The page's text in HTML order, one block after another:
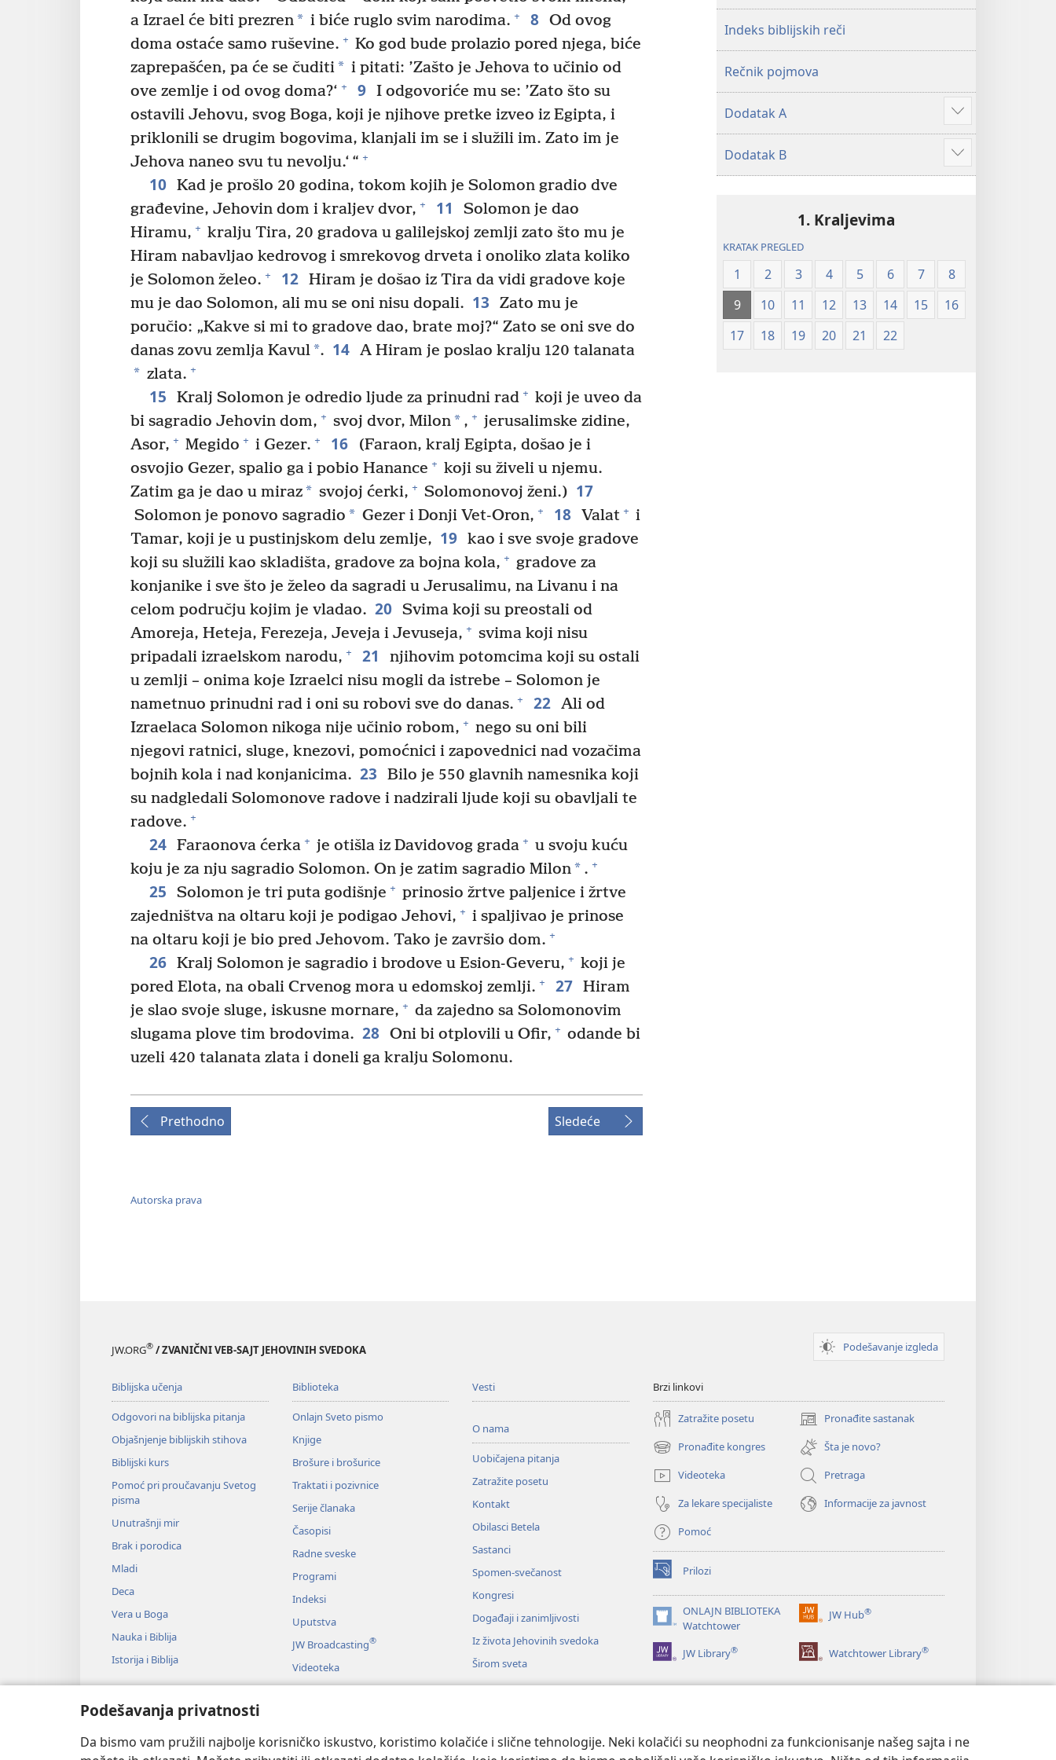
Podešavanja privatnosti
Da bismo vam pružili najbolje korisničko iskustvo, koristimo kolačiće i slične tehnologije. Neki kolačići su neophodni za funkcionisanje našeg sajta i ne
a Izrael će biti prezren* i biće ruglo svim narodima. + 8 Od ovog
doma ostaće samo ruševine. + Ko god bude prolazio pored njega, biće
zaprepašćen, pa će se čuditi* i pitati: ’Zašto je Jehova to učinio od
ove zemlje i od ovog doma?‘ + 9 I odgovoriće mu se: ’Zato što su
ostavili Jehovu, svog Boga, koji je njihove pretke izveo iz Egipta, i
priklonili se drugim bogovima, klanjali im se i služili im. Zato im je
Jehova naneo svu tu nevolju.‘ “ +
10 Kad je prošlo 20 godina, tokom kojih je Solomon gradio dve
građevine, Jehovin dom i kraljev dvor, + 11
Solomon je dao
Hiramu, + kralju Tira, 20 gradova u galilejskoj zemlji zato što mu je
Hiram nabavljao kedrovog i smrekovog drveta i onoliko zlata koliko
je Solomon želeo. + 12 Hiram je došao iz Tira da vidi gradove koje
mu je dao Solomon, ali mu se oni nisu dopali. 13
Zato mu je
poručio: „Kakve si mi to gradove dao, brate moj?“ Zato se oni sve do
danas zovu zemlja Kavul*. 14 A Hiram je poslao kralju 120 talanata
* zlata. +
15 Kralj Solomon je odredio ljude za prinudni rad + koji je uveo da
bi sagradio Jehovin dom, + svoj dvor, Milon* , + jerusalimske zidine,
Asor, + Megido + i Gezer. + 16
(Faraon, kralj Egipta, došao je i
osvojio Gezer, spalio ga i pobio Hanance + koji su živeli u njemu.
Zatim ga je dao u miraz* svojoj ćerki, + Solomonovoj ženi.) 17
Solomon je ponovo sagradio * Gezer i Donji Vet-Oron, + 18 Valat + i
Tamar, koji je u pustinjskom delu zemlje, 19 kao i sve svoje gradove
koji su služili kao skladišta, gradove za bojna kola, + gradove za
konjanike i sve što je želeo da sagradi u Jerusalimu, na Livanu i na
celom području kojim je vladao. 20 Svima koji su preostali od
Amoreja, Heteja, Ferezeja, Jeveja i Jevuseja, + svima koji nisu
pripadali izraelskom narodu, + 21
njihovim potomcima koji su ostali
u zemlji – onima koje Izraelci nisu mogli da istrebe – Solomon je
nametnuo prinudni rad i oni su robovi sve do danas. + 22 Ali od
Izraelaca Solomon nikoga nije učinio robom, + nego su oni bili
njegovi ratnici, sluge, knezovi, pomoćnici i zapovednici nad vozačima
bojnih kola i nad konjanicima. 23
Bilo je 550 glavnih namesnika koji
su nadgledali Solomonove radove i nadzirali ljude koji su obavljali te
radove. +
24 Faraonova ćerka + je otišla iz Davidovog grada + u svoju kuću
koju je za nju sagradio Solomon. On je zatim sagradio Milon* . +
25 Solomon je tri puta godišnje + prinosio žrtve paljenice i žrtve
zajedništva na oltaru koji je podigao Jehovi, + i spaljivao je prinose
na oltaru koji je bio pred Jehovom. Tako je završio dom. +
26 Kralj Solomon je sagradio i brodove u Esion-Geveru, + koji je
pored Elota, na obali Crvenog mora u edomskoj zemlji. + 27 Hiram
je slao svoje sluge, iskusne mornare, + da zajedno sa Solomonovim
slugama plove tim brodovima. 28 Oni bi otplovili u Ofir, + odande bi
uzeli 420 talanata zlata i doneli ga kralju Solomonu.
Prethodno Sledeće
Autorska prava
2019)2019)
Indeks biblijskih reči
Rečnik pojmova
Dodatak A Više
Dodatak B Više
1. Kraljevima
KRATAK PREGLED
1 2 3 4 5 6 7
8
9
10 11 12 13 14 15
16
17
18 19 20 21 22
JW.ORG® / ZVANIČNI VEB-SAJT JEHOVINIH SVEDOKA Podešavanje izgleda
Biblijska učenja
Odgovori na biblijska pitanja
Objašnjenje biblijskih stihova
Biblijski kurs
Pomoć pri proučavanju Svetog
pisma
Unutrašnji mir
Brak i porodica
Mladi
Deca
Vera u Boga
Nauka i Biblija
Istorija i Biblija
Biblioteka
Onlajn Sveto pismo
Knjige
Brošure i brošurice
Traktati i pozivnice
Serije članaka
Časopisi
Radne sveske
Programi
Indeksi
Uputstva
JW Broadcasting®
Videoteka
Muzika
Dramsko čitanje Svetog pisma
Vesti
O nama
Uobičajena pitanja
Zatražite posetu
Kontakt
Obilasci Betela
Sastanci
Spomen-svečanost
Kongresi
Događaji i zanimljivosti
Iz života Jehovinih svedoka
Širom sveta
Brzi linkovi
Zatražite posetu Pronađite sastanak
(otvara
novi
prozor)
Pronađite kongres
(otvara
novi
prozor)
Šta je novo?
Videoteka
Pretraga
Za lekare specijaliste
Informacije za javnost
Pomoć
Prilozi
(otvara
novi
prozor)ONLAJN BIBLIOTEKA
Watchtower
(otvara
novi
prozor)
JW Hub®
(otvara
prozor)
JW Library® Watchtower Library®